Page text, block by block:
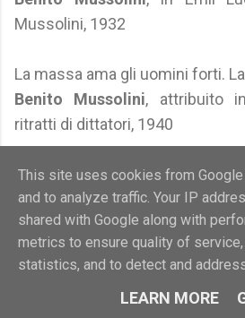
Mussolini, 1932
La massa ama gli uomini forti.
Benito Mussolini, attribuito
ritratti di dittatori, 1940
L'uomo che non vuole
deve far altro che cessare di
verso sé stesso; segua la
grida: "Sii te stesso!".
Friedrich Nietzsche,
educatore, 1874
This site uses cookies from
and to analyze traffic. Your IP
shared with Google along with
metrics to ensure quality of
statistics, and to detect and
LEARN MORE